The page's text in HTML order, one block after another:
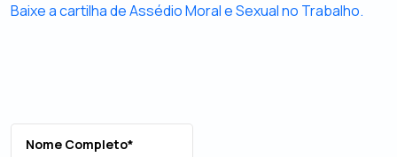
Baixe a cartilha de Assédio Moral e Sexual no Trabalho.